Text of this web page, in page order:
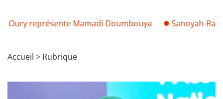
représente Mamadi Doumbouya Sanoyah-Rails :
Accueil > Rubrique